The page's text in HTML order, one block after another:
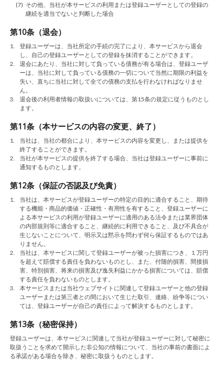
(7) その他、当社が本サービスの利用または登録ユーザーとしての登録の
継続を適当でないと判断した場合
第10条（退会）
1.
登録ユーザーは、当社所定の手続の完了により、本サービスから退会
し、自己の登録ユーザーとしての登録を抹消することができます。
2.
退会にあたり、当社に対して負っている債務が有る場合は、登録ユーザ
ーは、当社に対して負っている債務の一切について当然に期限の利益を
失い、直ちに当社に対して全ての債務の支払を行わなければなりませ
ん。
3.
退会後の利用者情報の取扱いについては、第15条の規定に従うものとし
ます。
第11条（本サービスの内容の変更、終了）
1.
当社は、当社の都合により、本サービスの内容を変更し、または提供を
終了することができます。
2.
当社が本サービスの提供を終了する場合、当社は登録ユーザーに事前に
通知するものとします。
第12条（保証の否認及び免責）
1.
当社は、本サービスが登録ユーザーの特定の目的に適合すること、期待
する機能・商品的価値・正確性・有用性を有すること、登録ユーザーに
よる本サービスの利用が登録ユーザーに適用のある法令または業界団体
の内部規則等に適合すること、継続的に利用できること、及び不具合が
生じないことについて、明示又は黙示を問わず何ら保証するものではあ
りません。
2.
当社は、本サービスに関して登録ユーザーが被った損害につき、１万円
を超えて賠償する責任を負わないものとし、また、付随的損害、間接損
害、特別損害、将来の損害及び逸失利益にかかる損害については、賠償
する責任を負わないものとします。
3.
本サービスまたは当社ウェブサイトに関連して登録ユーザーと他の登録
ユーザーまたは第三者との間において生じた取引、連絡、紛争等につい
ては、登録ユーザーが自己の責任によって解決するものとします。
第13条（秘密保持）
登録ユーザーは、本サービスに関連して当社が登録ユーザーに対して秘密に
取扱うことを求めて開示した非公知の情報について、当社の事前の書面によ
る承諾がある場合を除き、秘密に取扱うものとします。